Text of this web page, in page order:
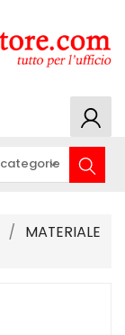
MATERIALE